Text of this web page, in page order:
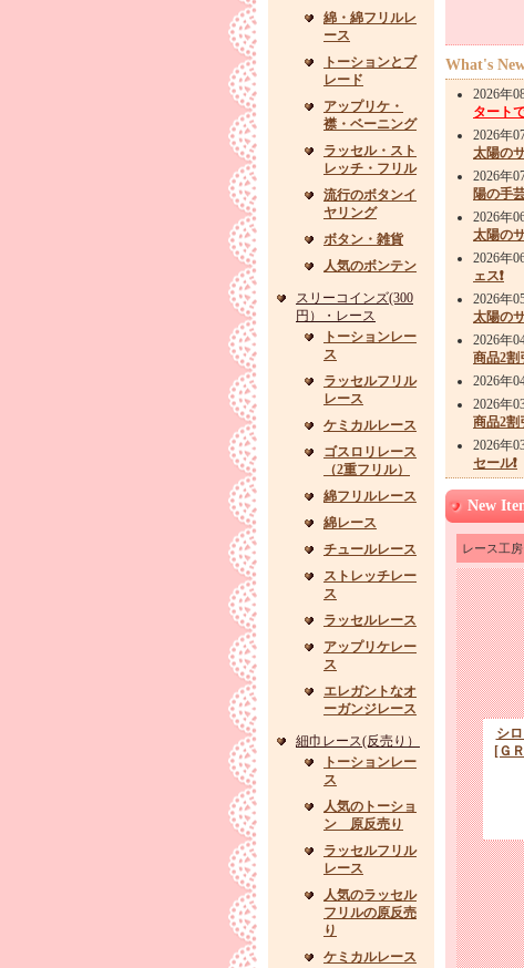
綿・綿フリルレ
ース
トーションとブ
レード
アップリケ・
襟・ベーニング
ラッセル・スト
レッチ・フリル
流行のボタンイ
ヤリング
ボタン・雑貨
人気のボンテン
スリーコインズ(300
円）・レース
トーションレー
ス
ラッセルフリル
レース
ケミカルレース
ゴスロリレース
（2重フリル）
綿フリルレース
綿レース
チュールレース
ストレッチレー
ス
ラッセルレース
アップリケレー
ス
エレガントなオ
ーガンジレース
細巾レース(反売り）
トーションレー
ス
人気のトーショ
ン 原反売り
ラッセルフリル
レース
人気のラッセル
フリルの原反売
り
ケミカルレース
What's
2026年
タート
2026年
太陽の
2026年
陽の手
2026年
太陽の
2026年
ェス❗
2026年
太陽の
2026年
商品2割
2026年
2026年
商品2割
2026年
セール❗
New
レース工
シ
[Ｇ